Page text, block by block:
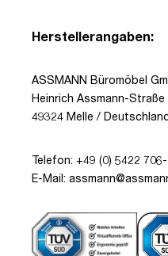
Herstellerangaben:
ASSMANN Büromöbel
Heinrich Assmann-Straße
49324 Melle /
Telefon: +49 (0) 5422
E-Mail: